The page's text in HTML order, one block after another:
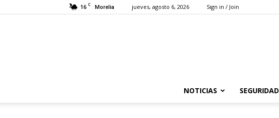
16 C Morelia jueves, agosto 6, 2026 Sign in / Join
NOTICIAS SEGURIDAD